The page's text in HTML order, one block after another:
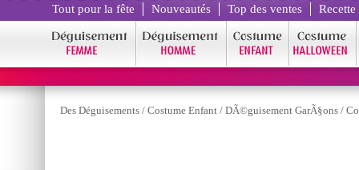
Tout pour la fête Nouveautés Top des ventes
Des Déguisements / Costume Enfant / DÃ©guisement GarÃ§ons /